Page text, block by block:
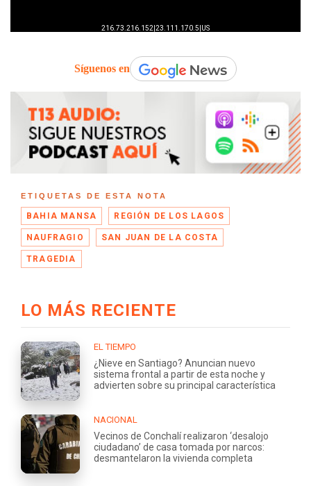
Síguenos en
ETIQUETAS DE ESTA NOTA
BAHIA MANSA REGIÓN DE LOS LAGOS
NAUFRAGIO SAN JUAN DE LA COSTA
TRAGEDIA
LO MÁS RECIENTE
EL TIEMPO
¿Nieve en Santiago? Anuncian nuevo
sistema frontal a partir de esta noche y
advierten sobre su principal característica
NACIONAL
Vecinos de Conchalí realizaron ‘desalojo
ciudadano’ de casa tomada por narcos:
desmantelaron la vivienda completa